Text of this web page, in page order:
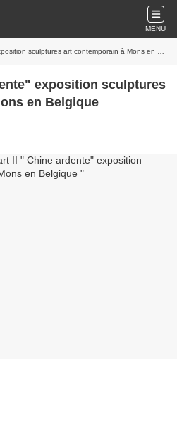
MENU
sculptures art contemporain à Mons en Belgique
à Mons en Belgique